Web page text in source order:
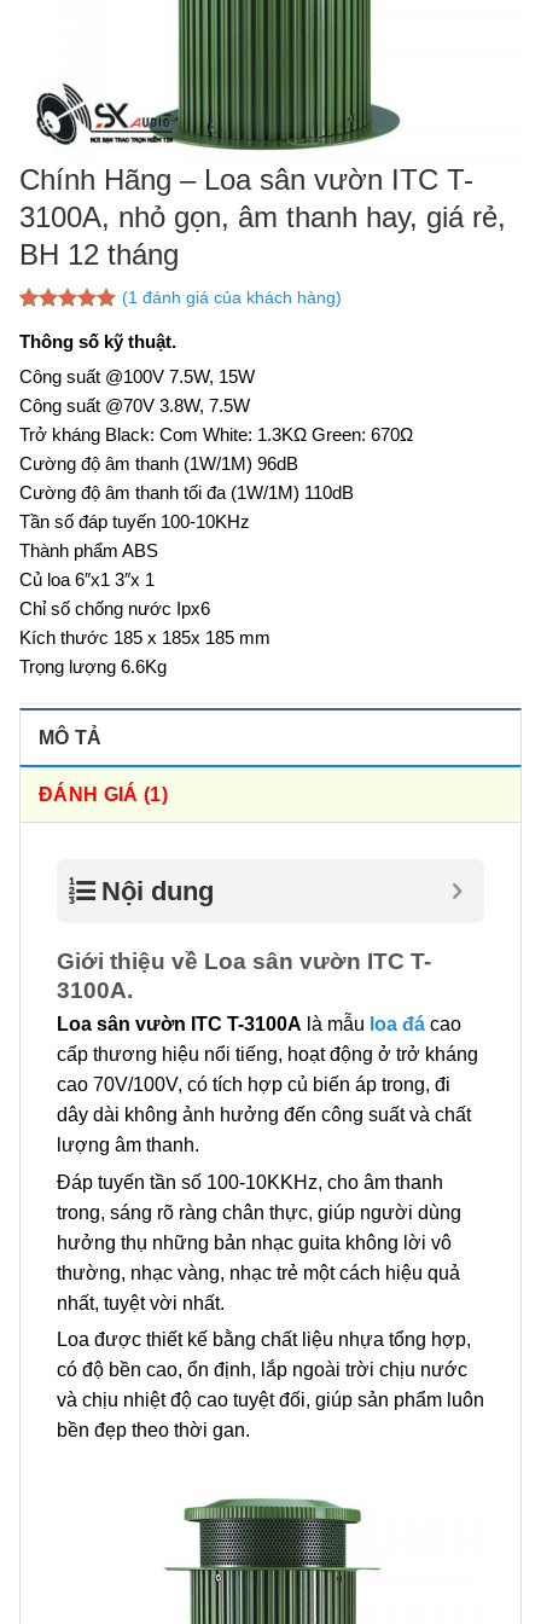
Chính Hãng – Loa sân vườn ITC T-
3100A, nhỏ gọn, âm thanh hay, giá rẻ,
BH 12 tháng
dựa trên
(1 đánh giá của khách hàng)
Thông số kỹ thuật.
Công suất @100V 7.5W, 15W
Công suất @70V 3.8W, 7.5W
Trở kháng Black: Com White: 1.3KΩ Green: 670Ω
Cường độ âm thanh (1W/1M) 96dB
Cường độ âm thanh tối đa (1W/1M) 110dB
Tần số đáp tuyến 100-10KHz
Thành phẩm ABS
Củ loa 6″x1 3″x 1
Chỉ số chống nước Ipx6
Kích thước 185 x 185x 185 mm
Trọng lượng 6.6Kg
MÔ TẢ
ĐÁNH GIÁ (1)
Nội dung
Giới thiệu về Loa sân vườn ITC T-
3100A.
Loa sân vườn ITC T-3100A là mẫu loa đá cao
cấp thương hiệu nổi tiếng, hoạt động ở trở kháng
cao 70V/100V, có tích hợp củ biến áp trong, đi
dây dài không ảnh hưởng đến công suất và chất
lượng âm thanh.
Đáp tuyến tần số 100-10KKHz, cho âm thanh
trong, sáng rõ ràng chân thực, giúp người dùng
hưởng thụ những bản nhạc guita không lời vô
thường, nhạc vàng, nhạc trẻ một cách hiệu quả
nhất, tuyệt vời nhất.
Loa được thiết kế bằng chất liệu nhựa tổng hợp,
có độ bền cao, ổn định, lắp ngoài trời chịu nước
và chịu nhiệt độ cao tuyệt đối, giúp sản phẩm luôn
bền đẹp theo thời gan.